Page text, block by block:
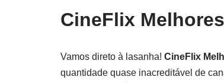
CineFlix
Vamos direto à lasanha! CineFlix
quantidade quase inacreditável de